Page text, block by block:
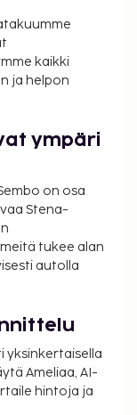
kaikki
ja helpon
ympäri
on osa
Stena-
tukee alan
autolla
yksinkertaisella
Ameliaa, AI-
hintoja ja